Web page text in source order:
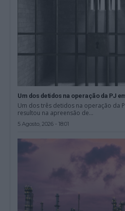
Um dos detidos na operação da PJ
Um dos três detidos na operação da
resultou na apreensão de...
5 Agosto, 2026 - 18:01